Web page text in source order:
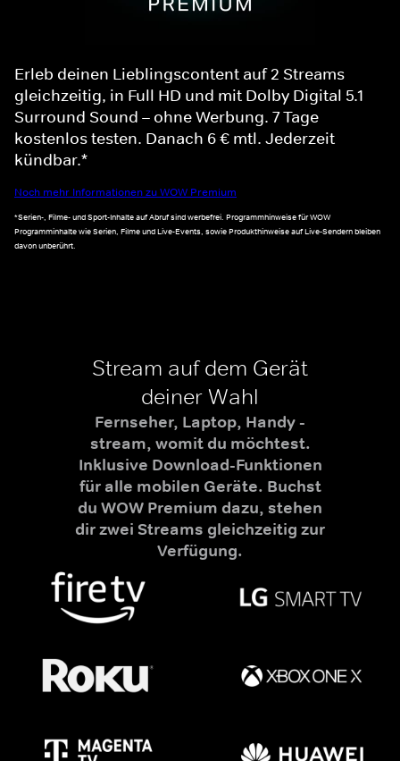
Erleb deinen Lieblingscontent auf 2 Streams
gleichzeitig, in Full HD und mit Dolby Digital 5.1
Surround Sound – ohne Werbung. 7 Tage
kostenlos testen. Danach 6 € mtl. Jederzeit
kündbar.*
Noch mehr Informationen zu WOW Premium
*Serien-, Filme- und Sport-Inhalte auf Abruf sind werbefrei. Programmhinweise für WOW
Programminhalte wie Serien, Filme und Live-Events, sowie Produkthinweise auf Live-Sendern bleiben
davon unberührt.
Stream auf dem Gerät
deiner Wahl
Fernseher, Laptop, Handy -
stream, womit du möchtest.
Inklusive Download-Funktionen
für alle mobilen Geräte. Buchst
du WOW Premium dazu, stehen
dir zwei Streams gleichzeitig zur
Verfügung.